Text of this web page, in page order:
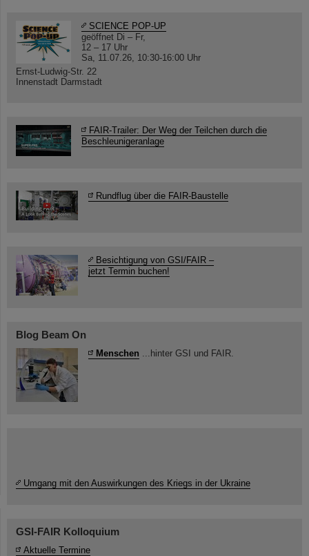
SCIENCE POP-UP
geöffnet Di – Fr,
12 – 17 Uhr
Sa, 11.07.26, 10:30-16:00 Uhr
Ernst-Ludwig-Str. 22
Innenstadt Darmstadt
FAIR-Trailer: Der Weg der Teilchen durch die
Beschleunigeranlage
Rundflug über die FAIR-Baustelle
Besichtigung von GSI/FAIR –
jetzt Termin buchen!
Blog Beam On
Menschen ...hinter GSI und FAIR.
Umgang mit den Auswirkungen des Kriegs in der Ukraine
GSI-FAIR Kolloquium
Aktuelle Termine